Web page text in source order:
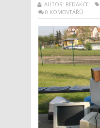
AUTOR: REDAKCE
0 KOMENTÁŘŮ